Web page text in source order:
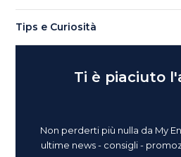
Tips e Curiosità
Ti è piaciuto
Non perderti più nulla da My
ultime news - consigli -